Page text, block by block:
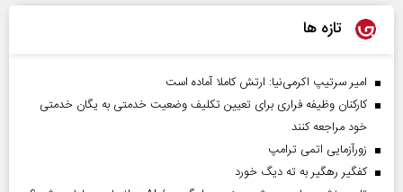
تازه ها
امیر سرتیپ اکرمی‌نیا: ارتش کاملا آماده است
کارکنان وظیفه فراری برای تعیین تکلیف وضعیت خدمتی به یگان خدمتی
خود مراجعه کنند
زورآزمایی اتمی ترامپ
کفگیر رهگیر به ته دیگ خورد